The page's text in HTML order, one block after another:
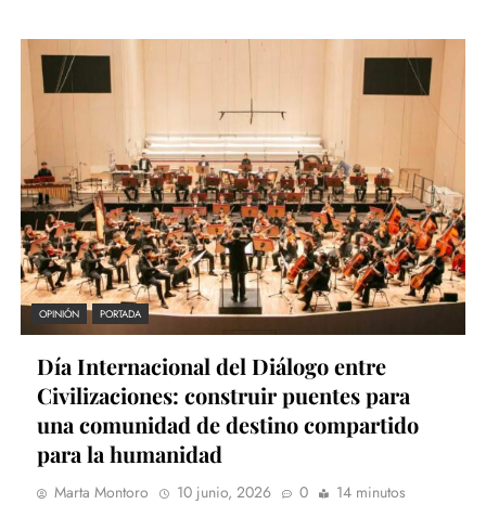
OPINIÓN PORTADA
Día Internacional del Diálogo entre
Civilizaciones: construir puentes para
una comunidad de destino compartido
para la humanidad
Marta Montoro 10 junio, 2026 0
14 minutos